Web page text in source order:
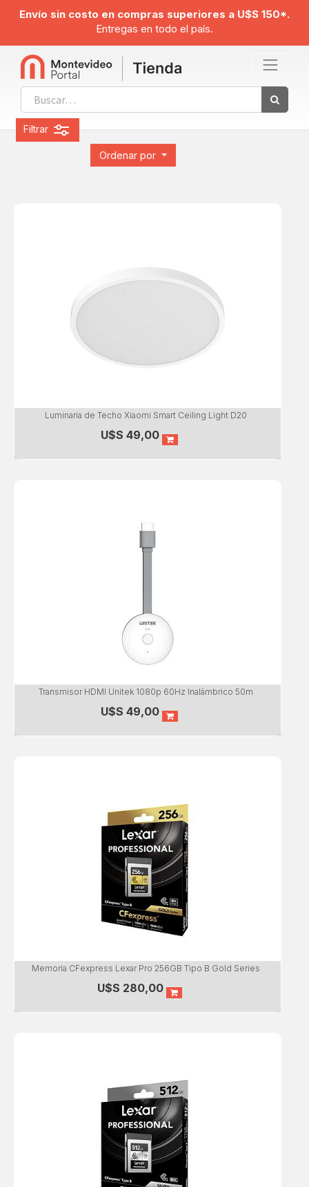
Envío sin costo en compras superiores a U$S 150*.
Entregas en todo el país.
Ordenar por
Filtrar
Luminaria de Techo Xiaomi Smart Ceiling Light D20
U$S49,00
Transmisor HDMI Unitek 1080p 60Hz Inalámbrico 50m
U$S49,00
Memoria CFexpress Lexar Pro 256GB Tipo B Gold Series
U$S 280,00